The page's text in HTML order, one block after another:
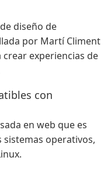
diseño de
por Martí Climent
crear experiencias de
con
en web que es
operativos,